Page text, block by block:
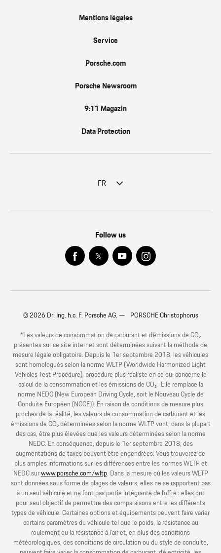
Mentions légales
Service
Porsche.com
Porsche Newsroom
9:11 Magazin
Data Protection
FR
Follow us
© 2026 Dr. Ing. h.c. F. Porsche AG. — PORSCHE Christophorus
*Les valeurs de consommation de carburant et d’émissions de CO₂
présentes sur ce site internet sont déterminées suivant la méthode de
mesure légale obligatoire. Depuis le 1er septembre 2018, les véhicules
sont homologués selon la norme WLTP (Worldwide Harmonized Light
Vehicles Test Procedure), procédure plus réaliste en ce qui concerne le
calcul de la consommation et les émissions de CO₂. Elle remplace la
norme NEDC (New European Driving Cycle, soit le Nouveau Cycle de
Conduite Européen (NCCE)). En raison de conditions de mesure plus
proches de la réalité, les valeurs de consommation de carburant et les
émissions de CO₂ déterminées selon la norme WLTP vont, dans la plupart
des cas, être plus élevées que les valeurs déterminées selon la norme
NEDC. En conséquence, depuis le 1er septembre 2018, des
augmentations de taxes peuvent être engendrées. Vous trouverez de
plus amples informations sur les différences entre les normes WLTP et
NEDC surwww.porsche.com/wltp. Dans la mesure où les valeurs WLTP
sont données sous forme de plages de valeurs, elles ne se rapportent pas
à un seul véhicule et ne font pas partie intégrante de l’offre : elles ont
pour seul objectif de permettre des comparaisons entre les différents
types de véhicule. Certaines options et équipements peuvent faire varier
certains paramètres du véhicule tel que le poids, la résistance au
roulement ou la résistance à l’air et, en plus des conditions
météorologiques, des conditions de circulation ou du style de conduite,